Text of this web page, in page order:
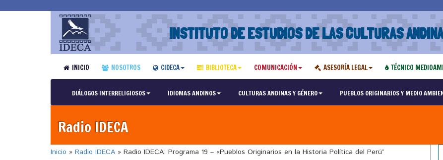
INSTITUTO DE ESTUDIOS DE LAS CULTURAS
INICIO NOSOTROS CIDECA BIBLIOTECA COMUNICACIÓN ASESORÍA LEGAL TÉCNICO
DIÁLOGOS INTERRELIGIOSOS IDIOMAS ANDINOS CULTURAS ANDINAS Y GÉNERO PUEBLOS ORIGINARIOS Y MEDIO
Radio IDECA
Inicio » Radio IDECA » Radio IDECA: Programa 19 – «Pueblos Originarios en la Historia Política del Perú”